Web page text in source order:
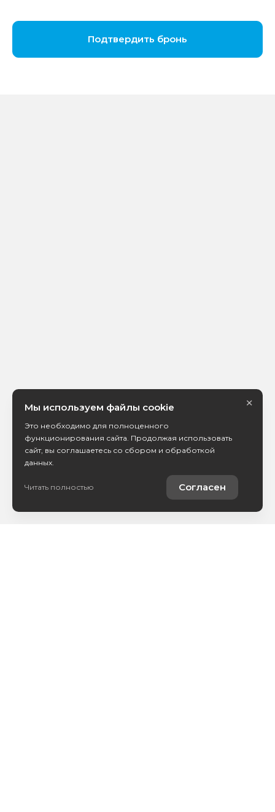
Подтвердить бронь
Мы используем файлы cookie
Это необходимо для полноценного
функционирования сайта. Продолжая использовать
сайт, вы соглашаетесь со сбором и обработкой
данных.
Читать полностью Согласен
×